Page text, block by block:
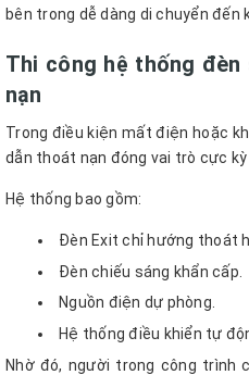
bên trong dễ dàng di chuyển đến
Thi công hệ thống
nạn
Trong điều kiện mất điện hoặc
dẫn thoát nạn đóng vai trò cực
Hệ thống bao gồm:
Đèn Exit chỉ hướng thoát
Đèn chiếu sáng khẩn cấp.
Nguồn điện dự phòng.
Hệ thống điều khiển tự
Nhờ đó, người trong công trình